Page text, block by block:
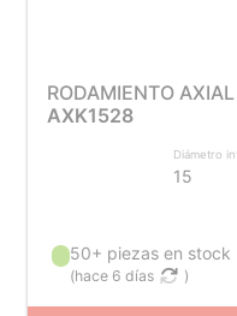
RODAMIENTO
AXK1528
Diámetro
15
50+ piezas en stock
(hace 6 días )